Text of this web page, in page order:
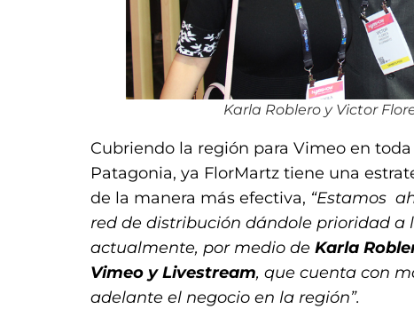
Karla Roblero y Victor
Cubriendo la región para Vimeo en
Patagonia, ya FlorMartz tiene una
de la manera más efectiva, “Estamos
red de distribución dándole prioridad
actualmente, por medio de Karla
Vimeo y Livestream, que cuenta con
adelante el negocio en la región”.